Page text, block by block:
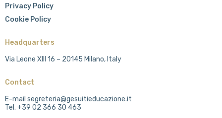
Privacy Policy
Cookie Policy
Headquarters
Via Leone XIII 16 – 20145 Milano, Italy
Contact
E-mail segreteria@gesuitieducazione.it
Tel. +39 02 366 30 463